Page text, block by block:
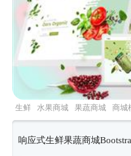
生鲜 水果商城 果蔬商城 商城
响应式生鲜果蔬商城